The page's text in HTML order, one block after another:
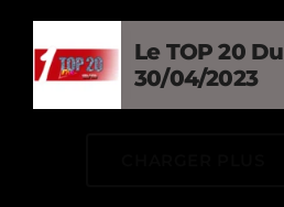
Le TOP 20 Du
30/04/2023